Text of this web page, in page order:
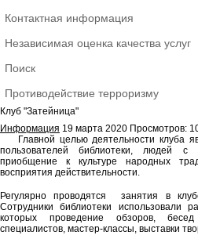
Контактная информация
Независимая оценка качества услуг
Поиск
Противодействие терроризму
Клуб "Затейница"
Информация 19 марта 2020 Просмотров:
Главной целью деятельности клуба
пользователей библиотеки, людей с
приобщение к культуре народных
восприятия действительности.
Регулярно проводятся занятия в
Сотрудники библиотеки использовали
которых проведение обзоров,
специалистов, мастер-классы, выставки